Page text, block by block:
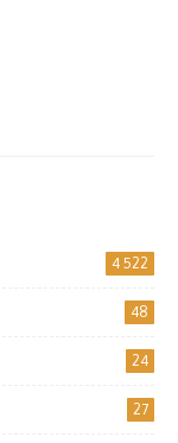
4 522
48
24
27